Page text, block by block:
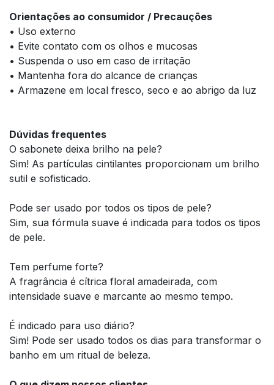
Orientações ao consumidor / Precauções
• Uso externo
• Evite contato com os olhos e mucosas
• Suspenda o uso em caso de irritação
• Mantenha fora do alcance de crianças
• Armazene em local fresco, seco e ao abrigo da luz
Dúvidas frequentes
O sabonete deixa brilho na pele?
Sim! As partículas cintilantes proporcionam um brilho
sutil e sofisticado.
Pode ser usado por todos os tipos de pele?
Sim, sua fórmula suave é indicada para todos os tipos
de pele.
Tem perfume forte?
A fragrância é cítrica floral amadeirada, com
intensidade suave e marcante ao mesmo tempo.
É indicado para uso diário?
Sim! Pode ser usado todos os dias para transformar o
banho em um ritual de beleza.